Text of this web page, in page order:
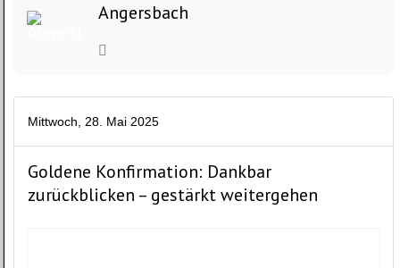
Angersbach
Mittwoch, 28. Mai 2025
Goldene Konfirmation: Dankbar
zurückblicken – gestärkt weitergehen